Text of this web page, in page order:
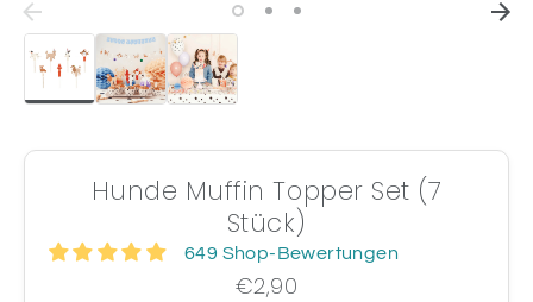
Hunde Muffin Topper Set (7
Stück)
649 Shop-Bewertungen
€2,90